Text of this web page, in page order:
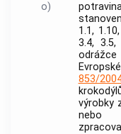
o)
1.1,
3.4,
853/
výrobky
nebo